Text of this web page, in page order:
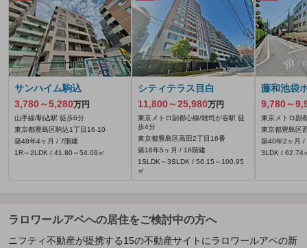
サンハイム駒込
3,780～5,280万円
山手線/駒込駅 徒歩6分
東京都豊島区駒込1丁目16-10
築48年4ヶ月 / 7階建
1R～2LDK / 41.80～54.06㎡
シティテラス目白
11,800～25,980万円
東京メトロ副都心線/雑司が谷駅 徒
歩4分
東京都豊島区高田2丁目16番
築18年5ヶ月 / 18階建
1SLDK～3SLDK / 56.15～100.95
㎡
藤和池袋
9,780～
東京メトロ副
東京都豊島区
築40年2ヶ月 /
3LDK / 62.74
ラロワールアベへの居住をご検討中の方へ
ニフティ不動産が提携する15の不動産サイトにラロワールアベの新